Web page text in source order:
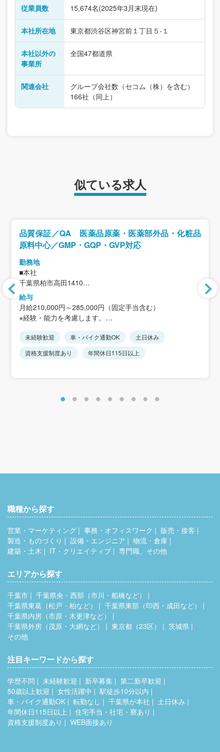
従業員数 15,674名(2025年3月末現在)
本社所在地 東京都渋谷区神宮前１丁目５-１
本社以外の
事業所
全国47都道県
関連会社
グループ会社数（セコム（株）を含む）
166社（同上）
似ている求人
品質保証／QA 医薬品原薬・医薬部外品・化粧品
原料中心／GMP・GQP・GVP対応
勤務地
■本社
千葉県柏市高田1410
＜アクセス＞
常磐線「柏駅」
※マイカー通勤可能
給与
月給210,000円～285,000円（固定手当含む）
※経験・能力を考慮します。
■昇給：年1回（4月）
■賞与：年2回（7月、12月）
未経験歓迎 車・バイク通勤OK
土日休み
資格支援制度あり
年間休日115日以上
職種から探す
営業・マーケティング 事務・オフィスワーク
販売・接客
製造・ものづくり
設備・エンジニア
物流・倉庫
建築・土木
IT・クリエイティブ 専門職、その他
エリアから探す
千葉市
千葉県央・西部（市川・船橋など）
千葉県東葛（松戸・柏など）
千葉県東部（印西・成田など）
千葉県内房（市原・木更津など）
千葉県外房（茂原・大網など）
東京都（23区）
茨城県
その他
注目キーワードから探す
学歴不問 未経験歓迎 新卒募集
第二新卒歓迎
50歳以上歓迎
女性活躍中
駅徒歩10分以内
車・バイク通勤OK
転勤なし 千葉県が本社
土日休み
年間休日115日以上
住宅手当・社宅・寮あり
資格支援制度あり
WEB面接あり